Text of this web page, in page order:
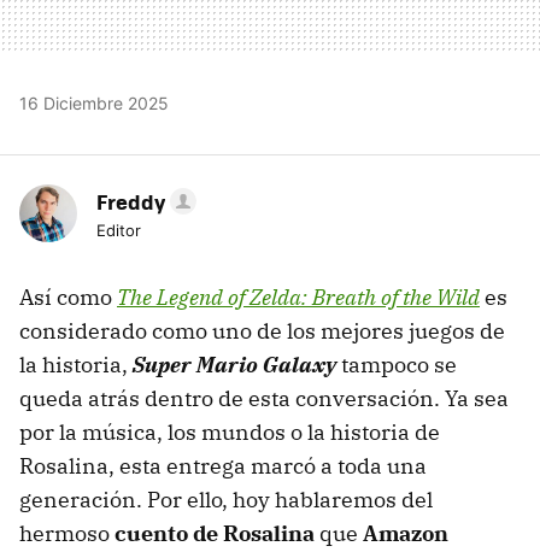
16 Diciembre 2025
Freddy
Editor
Así como The Legend of Zelda: Breath of the Wildes
considerado como uno de los mejores juegos de
la historia,Super Mario Galaxytampoco se
queda atrás dentro de esta conversación. Ya sea
por la música, los mundos o la historia de
Rosalina, esta entrega marcó a toda una
generación. Por ello, hoy hablaremos del
hermosocuento de Rosalina que Amazon